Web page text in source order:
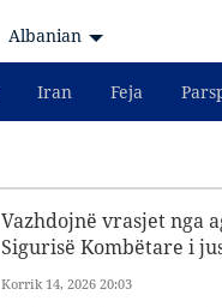
Albanian
Iran Feja
Vazhdojnë vrasjet nga
Sigurisë Kombëtare i
Korrik 14, 2026 20:03